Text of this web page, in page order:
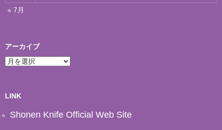
« 7月
アーカイブ
ア
ブ
LINK
Shonen Knife Official Web Site